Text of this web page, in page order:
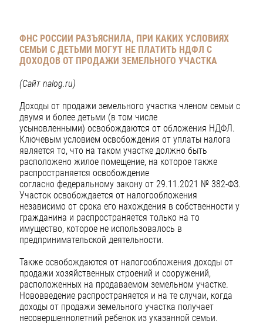
ФНС РОССИИ РАЗЪЯСНИЛА, ПРИ КАКИХ УСЛОВИЯХ
СЕМЬИ С ДЕТЬМИ МОГУТ НЕ ПЛАТИТЬ НДФЛ С
ДОХОДОВ ОТ ПРОДАЖИ ЗЕМЕЛЬНОГО УЧАСТКА
(Сайт nalog.ru)
Доходы от продажи земельного участка членом семьи с
двумя и более детьми (в том числе
усыновленными) освобождаются от обложения НДФЛ.
Ключевым условием освобождения от уплаты налога
является то, что на таком участке должно быть
расположено жилое помещение, на которое также
распространяется освобождение
согласно федеральному закону от 29.11.2021 № 382-ФЗ.
Участок освобождается от налогообложения
независимо от срока его нахождения в собственности у
гражданина и распространяется только на то
имущество, которое не использовалось в
предпринимательской деятельности.
Также освобождаются от налогообложения доходы от
продажи хозяйственных строений и сооружений,
расположенных на продаваемом земельном участке.
Нововведение распространяется и на те случаи, когда
доходы от продажи земельного участка получает
несовершеннолетний ребенок из указанной семьи.